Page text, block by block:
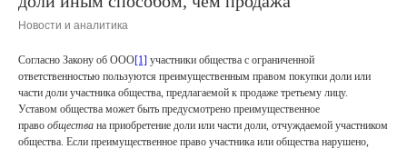
Новости и аналитика
Согласно Закону об ООО[1] участники общества с ограниченной
ответственностью пользуются преимущественным правом покупки доли или
части доли участника общества, предлагаемой к продаже третьему лицу.
Уставом общества может быть предусмотрено преимущественное
право общества на приобретение доли или части доли, отчуждаемой участником
общества. Если преимущественное право участника или общества нарушено,